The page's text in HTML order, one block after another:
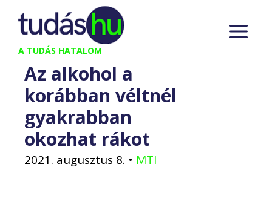
Kilépés
tartalomba
A TUDÁS HATALOM
Az alkohol a
korábban véltnél
gyakrabban
okozhat rákot
2021. augusztus 8. • MTI